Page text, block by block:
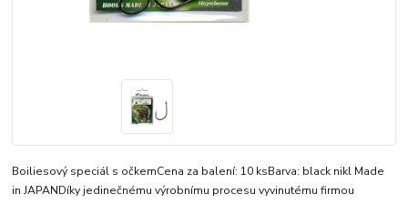
Boiliesový speciál s očkemCena za balení: 10 ksBarva: black nikl Made
in JAPANDíky jedinečnému výrobnímu procesu vyvinutému firmou